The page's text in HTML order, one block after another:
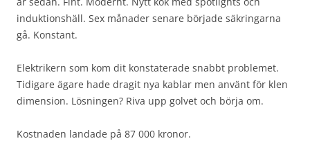
induktionshäll. Sex månader senare började säkringarna
gå. Konstant.
Elektrikern som kom dit konstaterade snabbt problemet.
Tidigare ägare hade dragit nya kablar men använt för klen
dimension. Lösningen? Riva upp golvet och börja om.
Kostnaden landade på 87 000 kronor.